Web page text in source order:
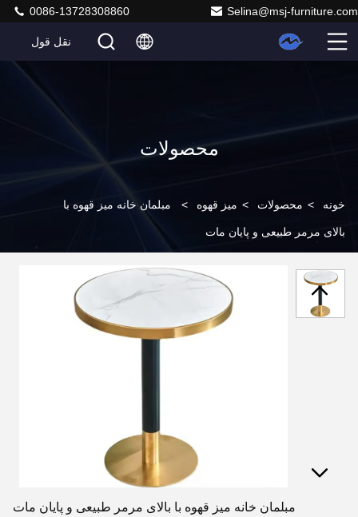
Selina@msj-furniture.com
0086-13728308860
نقل قول
محصولات
خونه > محصولات > میز قهوه > مبلمان خانه میز قهوه با
بالای مرمر طبیعی و پایان مات
مبلمان خانه میز قهوه با بالای مرمر طبیعی و پایان مات